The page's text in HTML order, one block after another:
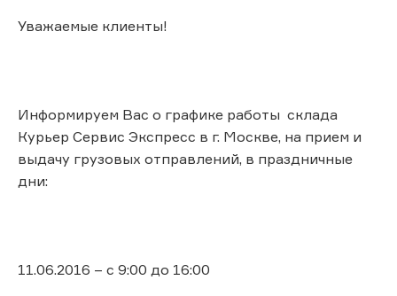
Уважаемые клиенты!
Информируем Вас о графике работы склада
Курьер Сервис Экспресс в г. Москве, на прием и
выдачу грузовых отправлений, в праздничные
дни:
11.06.2016 – с 9:00 до 16:00